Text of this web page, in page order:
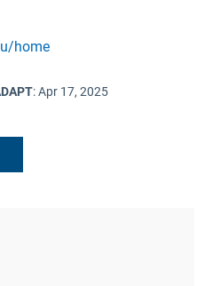
home
:Apr 17, 2025